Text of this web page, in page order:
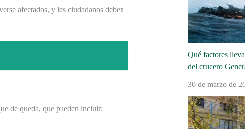
afectados, y los ciudadanos deben
de queda, que pueden incluir:
Qué factores
del crucero
30 de marzo de